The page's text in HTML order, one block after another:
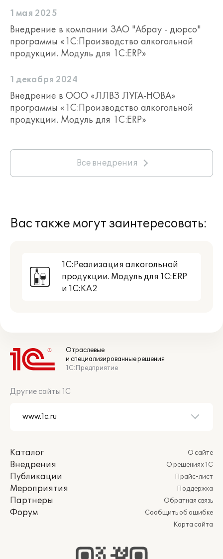
1 мая 2025
Внедрение в компании ЗАО "Абрау - дюрсо"
программы «1С:Производство алкогольной
продукции. Модуль для 1С:ERP»
1 декабря 2024
Внедрение в ООО «ЛЛВЗ ЛУГА-НОВА»
программы «1С:Производство алкогольной
продукции. Модуль для 1С:ERP»
Все внедрения
Вас также могут заинтересовать:
1С:Реализация алкогольной
продукции. Модуль для 1С:ERP
и 1С:КА2
Отраслевые
и специализированные решения
1С:Предприятие
Другие сайты 1С
Каталог
Внедрения
Публикации
Мероприятия
Партнеры
Форум
О сайте
О решениях 1С
Прайс-лист
Поддержка
Обратная связь
Сообщить об ошибке
Карта сайта